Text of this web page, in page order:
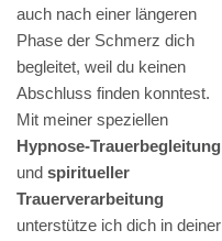
auch nach einer längeren
Phase der Schmerz dich
begleitet, weil du keinen
Abschluss finden konntest.
Mit meiner speziellen
Hypnose-Trauerbegleitung
und spiritueller
Trauerverarbeitung
unterstütze ich dich in deiner